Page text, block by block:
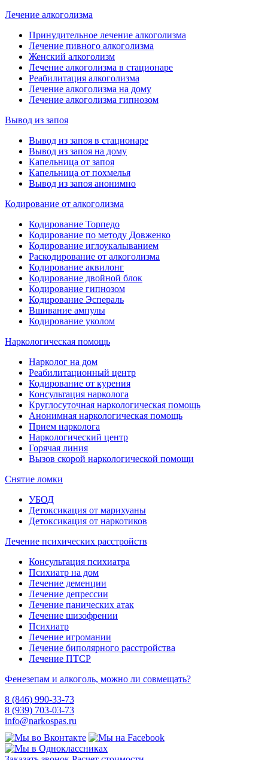
Лечение алкоголизма
Принудительное лечение алкоголизма
Лечение пивного алкоголизма
Женский алкоголизм
Лечение алкоголизма в стационаре
Реабилитация алкоголизма
Лечение алкоголизма на дому
Лечение алкоголизма гипнозом
Вывод из запоя
Вывод из запоя в стационаре
Вывод из запоя на дому
Капельница от запоя
Капельница от похмелья
Вывод из запоя анонимно
Кодирование от алкоголизма
Кодирование Торпедо
Кодирование по методу Довженко
Кодирование иглоукалыванием
Раскодирование от алкоголизма
Кодирование аквилонг
Кодирование двойной блок
Кодирование гипнозом
Кодирование Эспераль
Вшивание ампулы
Кодирование уколом
Наркологическая помощь
Нарколог на дом
Реабилитационный центр
Кодирование от курения
Консультация нарколога
Круглосуточная наркологическая помощь
Анонимная наркологическая помощь
Прием нарколога
Наркологический центр
Горячая линия
Вызов скорой наркологической помощи
Снятие ломки
УБОД
Детоксикация от марихуаны
Детоксикация от наркотиков
Лечение психических расстройств
Консультация психиатра
Психиатр на дом
Лечение деменции
Лечение депрессии
Лечение панических атак
Лечение шизофрении
Психиатр
Лечение игромании
Лечение биполярного расстройства
Лечение ПТСР
Фенезепам и алкоголь, можно ли совмещать?
8 (846) 990-33-73
8 (939) 703-03-73
info@narkospas.ru